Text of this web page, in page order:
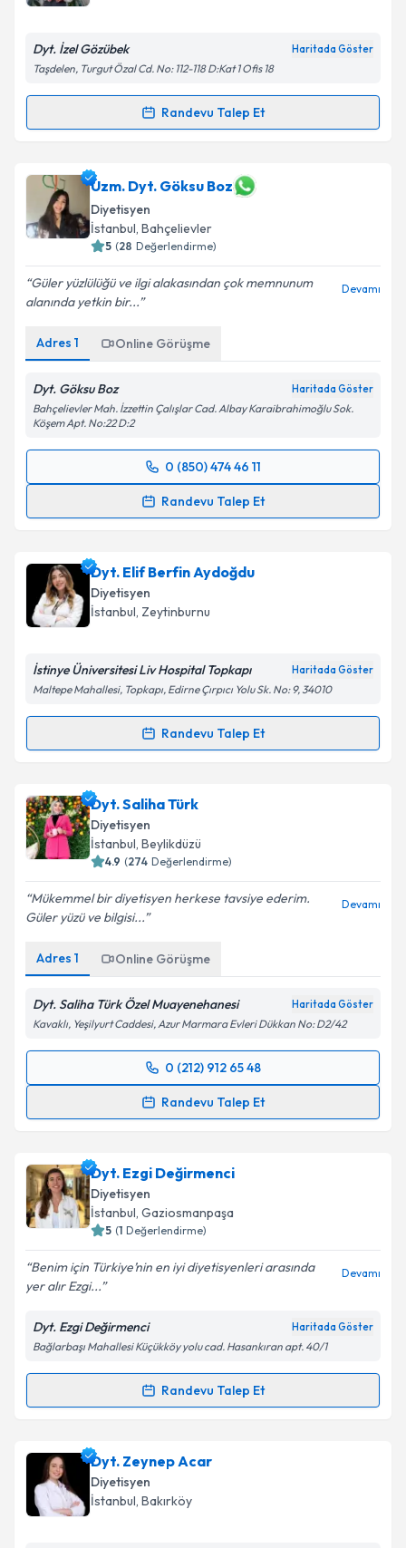
Kişisel verilerimin işlenmesine ilişkin
Metni'ni okudum ve kişisel verilerimin belirtilen
kapsamda işlenmesini kabul ediyorum.
Takvim Talebini Gönder
Dyt. İzel Gözübek Haritada Göster
Taşdelen, Turgut Özal Cd. No: 112-118 D:Kat 1 Ofis 18
Randevu Talep Et
Randevu Takvimi Talebi
Uzm. Dyt. İzel Gözübek için randevu takvimi talebi
oluşturun. Size bu uzmandan randevu almanız için bir
takvim hazırlandığında e-posta ile bilgilendireceğiz.
E-posta Adresiniz
Kişisel verilerimin işlenmesine ilişkin
Metni'ni okudum ve kişisel verilerimin belirtilen
Uzm. Dyt. Göksu Boz
Diyetisyen
İstanbul, Bahçelievler
5 (28 Değerlendirme)
Güler yüzlülüğü ve ilgi alakasından çok memnunum
alanında yetkin bir...
Devamı
Adres 1 Online Görüşme
Dyt. Göksu Boz Haritada Göster
Bahçelievler Mah. İzzettin Çalışlar Cad. Albay Karaibrahimoğlu Sok.
Köşem Apt. No:22 D:2
0 (850) 474 46 11
Randevu Talep Et
Randevu Takvimi Talebi
takvim hazırlandığında e-posta ile bilgilendireceğiz.
E-posta Adresiniz
Kişisel verilerimin işlenmesine ilişkin Aydınlatma
Metni'ni okudum ve kişisel verilerimin belirtilen
kapsamda işlenmesini kabul ediyorum.
Dyt. Elif Berfin Aydoğdu
Diyetisyen
İstanbul, Zeytinburnu
İstinye Üniversitesi Liv Hospital Topkapı Haritada Göster
Maltepe Mahallesi, Topkapı, Edirne Çırpıcı Yolu Sk. No: 9, 34010
Randevu Talep Et
Randevu Takvimi Talebi
Dyt. Elif Berfin Aydoğdu
oluşturun. Size bu uzmandan randevu almanız için bir
takvim hazırlandığında e-posta ile bilgilendireceğiz.
Kişisel verilerimin işlenmesine ilişkin
Metni'ni okudum ve kişisel verilerimin belirtilen
kapsamda işlenmesini kabul ediyorum.
Takvim Talebini Gönder
Dyt. Saliha Türk
Diyetisyen
İstanbul, Beylikdüzü
4.9 (274 Değerlendirme)
Mükemmel bir diyetisyen herkese tavsiye ederim.
Güler yüzü ve bilgisi...
Devamı
Adres 1 Online Görüşme
Dyt. Saliha Türk Özel Muayenehanesi Haritada Göster
Kavaklı, Yeşilyurt Caddesi, Azur Marmara Evleri Dükkan No: D2/42
0 (212) 912 65 48
Randevu Talep Et
Randevu Takvimi Talebi
hazırlandığında e-posta ile bilgilendireceğiz.
E-posta Adresiniz
kapsamda işlenmesini kabul ediyorum.
Takvim Talebini Gönder
Dyt. Ezgi Değirmenci
Diyetisyen
İstanbul, Gaziosmanpaşa
5 (1 Değerlendirme)
Benim için Türkiye’nin en iyi diyetisyenleri arasında
yer alır Ezgi...
Devamı
Dyt. Ezgi Değirmenci Haritada Göster
Bağlarbaşı Mahallesi Küçükköy yolu cad. Hasankıran apt. 40/1
Randevu Talep Et
Randevu Takvimi Talebi
Dyt. Ezgi Değirmenciiçin randevu takvimi talebi
oluşturun. Size bu uzmandan randevu almanız için bir
takvim hazırlandığında e-posta ile bilgilendireceğiz.
Dyt. Zeynep Acar
Diyetisyen
İstanbul, Bakırköy